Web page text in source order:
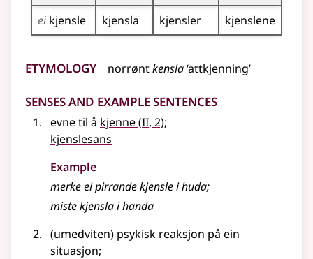
ei kjensle kjensla kjensler kjenslene
Etymology norrøntkensla‘attkjenning’
Senses and Example Sentences
evne til å kjenne(2
II, 2);
kjenslesans
Example
merke ei pirrande kjensle i huda;
miste kjensla i handa
(umedviten) psykisk reaksjon på ein
situasjon;